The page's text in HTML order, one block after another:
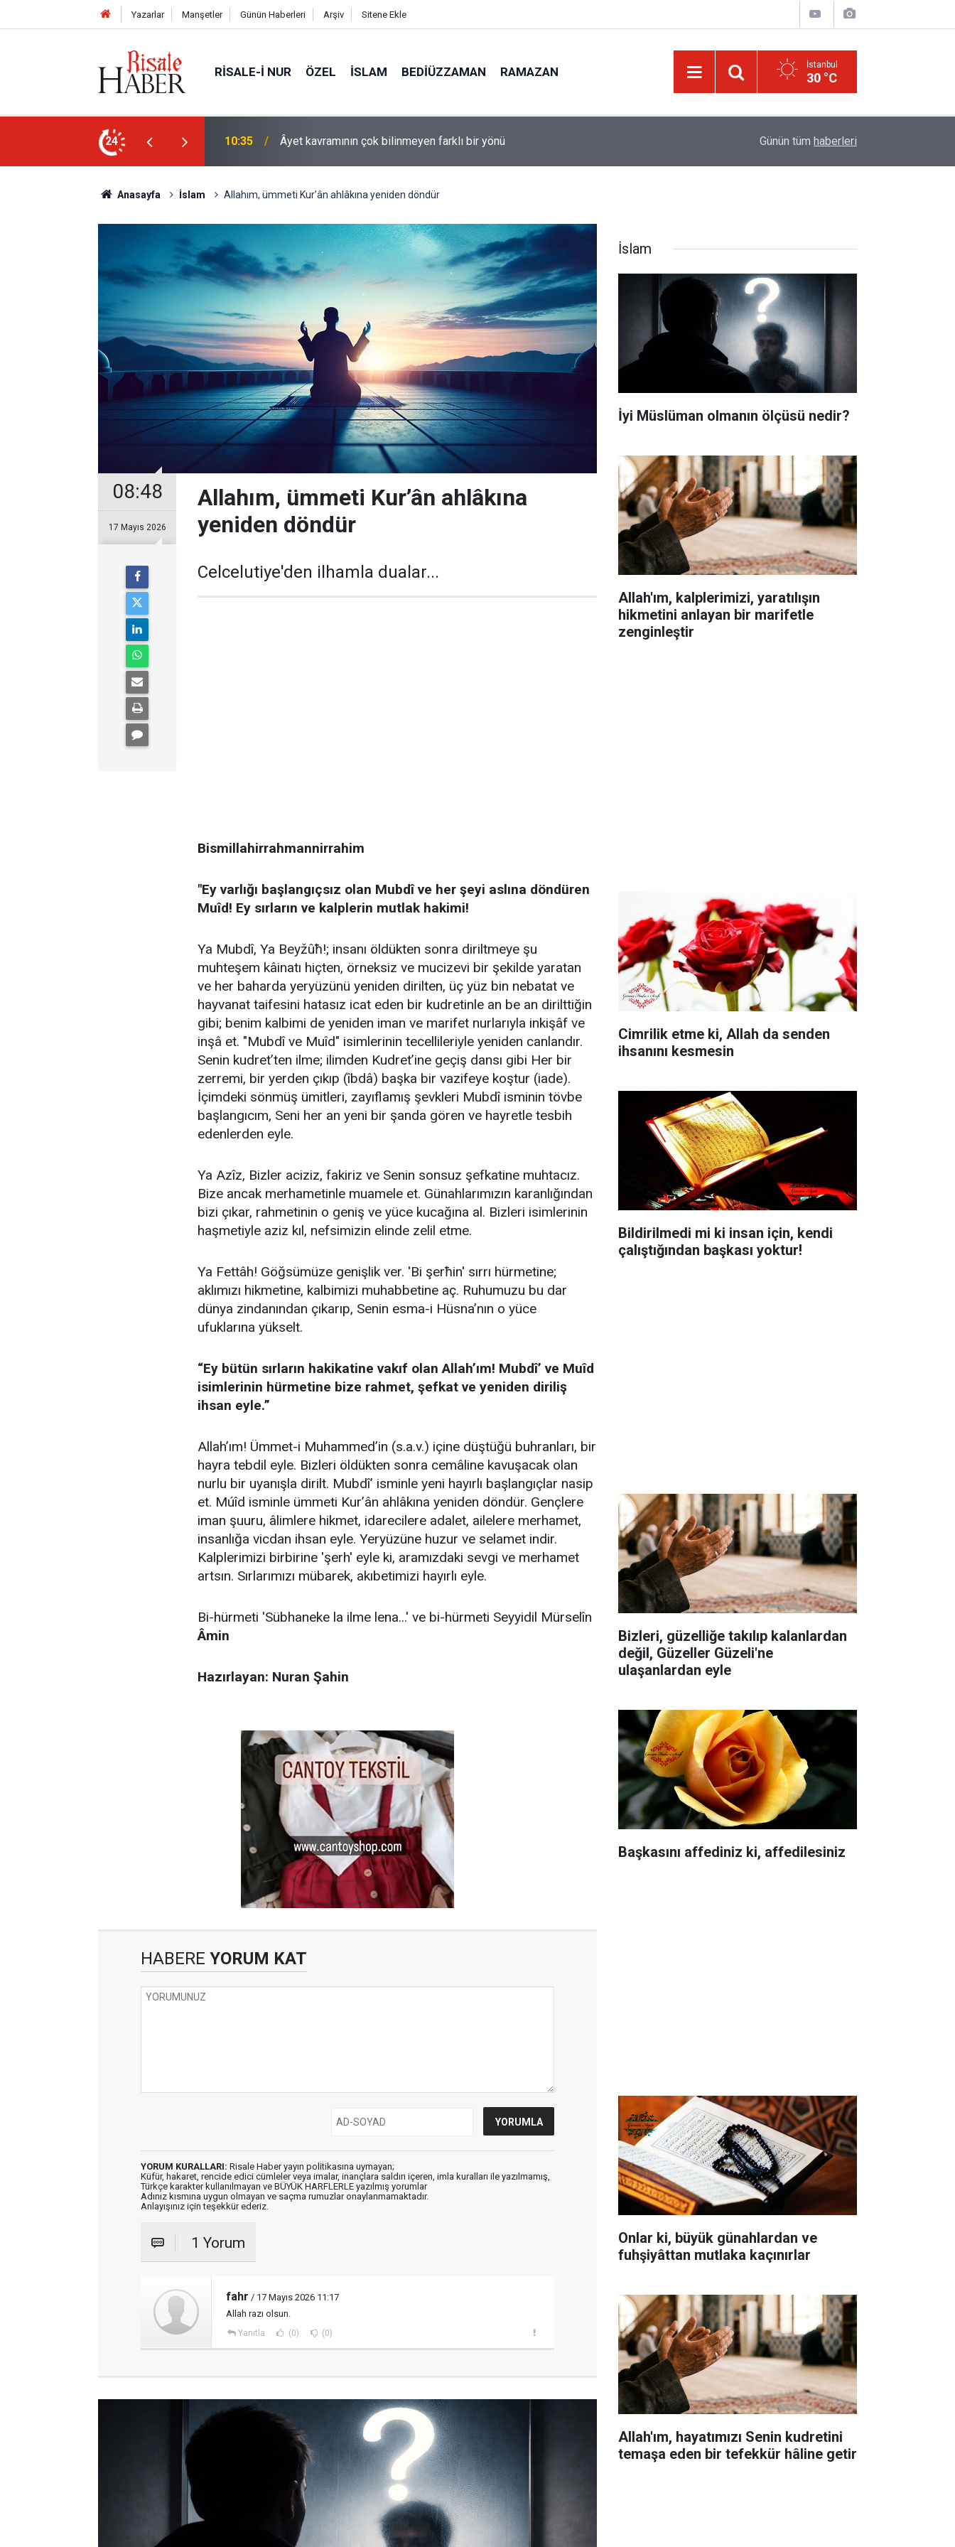
Yazarlar Manşetler Günün Haberleri Arşiv Sitene Ekle
RISALE-I NUR ÖZEL İSLAM BEDIÜZZAMAN RAMAZAN İstanbul
30 °C
24 09:25 İyi Müslüman olmanın ölçüsü nedir? LGS yerleştirme raporu açıklandı:
Günün tüm haberleri
Anasayfa İslam Allahım, ümmeti Kur’ân ahlâkına yeniden döndür
08:48
17 Mayıs 2026
Allahım, ümmeti Kur’ân ahlâkına
yeniden döndür
Celcelutiye'den ilhamla dualar...
Bismillahirrahmannirrahim
​"Ey varlığı başlangıçsız olan Mubdî ve her şeyi aslına döndüren
Muîd! Ey sırların ve kalplerin mutlak hakimi!
​Ya Mubdî, Ya Beyžûħ!; insanı öldükten sonra diriltmeye şu
muhteşem kâinatı hiçten, örneksiz ve mucizevi bir şekilde yaratan
ve her baharda yeryüzünü yeniden dirilten, üç yüz bin nebatat ve
hayvanat taifesini hatasız icat eden bir kudretinle an be an dirilttiğin
gibi; benim kalbimi de yeniden iman ve marifet nurlarıyla inkişâf ve
inşâ et. "Mubdî ve Muîd" isimlerinin tecellileriyle yeniden canlandır.
Senin kudret’ten ilme; ilimden Kudret’ine geçiş dansı gibi Her bir
zerremi, bir yerden çıkıp (îbdâ) başka bir vazifeye koştur (iade).
İçimdeki sönmüş ümitleri, zayıflamış şevkleri Mubdî isminin tövbe
başlangıcım, Seni her an yeni bir şanda gören ve hayretle tesbih
edenlerden eyle.
​Ya Azîz, Bizler aciziz, fakiriz ve Senin sonsuz şefkatine muhtacız.
Bize ancak merhametinle muamele et. Günahlarımızın karanlığından
bizi çıkar, rahmetinin o geniş ve yüce kucağına al. Bizleri isimlerinin
haşmetiyle aziz kıl, nefsimizin elinde zelil etme.
​Ya Fettâh! Göğsümüze genişlik ver. 'Bi şerħin' sırrı hürmetine;
aklımızı hikmetine, kalbimizi muhabbetine aç. Ruhumuzu bu dar
dünya zindanından çıkarıp, Senin esma-i Hüsna’nın o yüce
ufuklarına yükselt.
​“Ey bütün sırların hakikatine vakıf olan Allah’ım! Mubdî’ ve Muîd
isimlerinin hürmetine bize rahmet, şefkat ve yeniden diriliş
ihsan eyle.”
Allah’ım! Ümmet-i Muhammed’in (s.a.v.) içine düştüğü buhranları, bir
hayra tebdil eyle. Bizleri öldükten sonra cemâline kavuşacak olan
nurlu bir uyanışla dirilt. Mubdî’ isminle yeni hayırlı başlangıçlar nasip
et. Múîd isminle ümmeti Kur’ân ahlâkına yeniden döndür. Gençlere
iman şuuru, âlimlere hikmet, idarecilere adalet, ailelere merhamet,
insanlığa vicdan ihsan eyle. Yeryüzüne huzur ve selamet indir.
Kalplerimizi birbirine 'şerh' eyle ki, aramızdaki sevgi ve merhamet
artsın. Sırlarımızı mübarek, akıbetimizi hayırlı eyle.
Bi-hürmeti 'Sübhaneke la ilme lena...' ve bi-hürmeti Seyyidil Mürselîn
Âmin
Hazırlayan: Nuran Şahin
HABERE YORUM KAT
YORUM KURALLARI: Risale Haber yayın politikasına uymayan;
Küfür, hakaret, rencide edici cümleler veya imalar, inançlara saldırı içeren, imla kuralları ile yazılmamış,
Türkçe karakter kullanılmayan ve BÜYÜK HARFLERLE yazılmış yorumlar
Adınız kısmına uygun olmayan ve saçma rumuzlar onaylanmamaktadır.
Anlayışınız için teşekkür ederiz.
1 Yorum
fahr / 17 Mayıs 2026 11:17
Allah razı olsun.
Yanıtla (0) (0)
İslam
İyi Müslüman olmanın ölçüsü nedir?
Allah'ım, kalplerimizi, yaratılışın
hikmetini anlayan bir marifetle
zenginleştir
Cimrilik etme ki, Allah da senden
ihsanını kesmesin
Bildirilmedi mi ki insan için, kendi
çalıştığından başkası yoktur!
Bizleri, güzelliğe takılıp kalanlardan
değil, Güzeller Güzeli'ne
ulaşanlardan eyle
Başkasını affediniz ki, affedilesiniz
Onlar ki, büyük günahlardan ve
fuhşiyâttan mutlaka kaçınırlar
Allah'ım, hayatımızı Senin kudretini
temaşa eden bir tefekkür hâline getir